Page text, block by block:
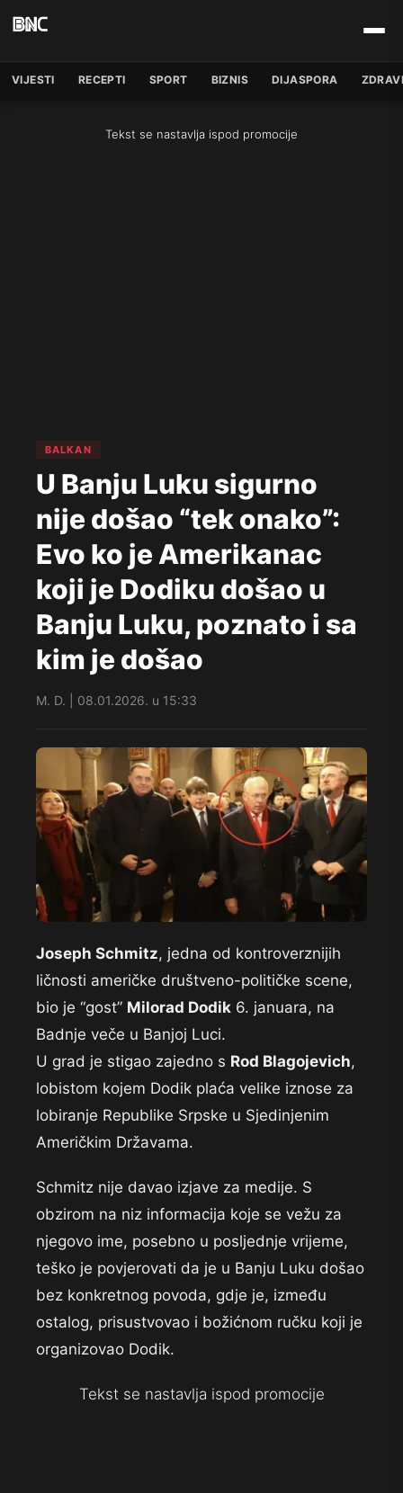
VIJESTI RECEPTI SPORT BIZNIS DIJASPORA
Tekst se nastavlja ispod promocije
BALKAN
U Banju Luku sigurno
nije došao “tek onako”:
Evo ko je Amerikanac
koji je Dodiku došao u
Banju Luku, poznato i sa
kim je došao
M. D. | 08.01.2026. u 15:33
Joseph Schmitz, jedna od kontroverznijih
ličnosti američke društveno-političke scene,
bio je “gost” Milorad Dodik 6. januara, na
Badnje veče u Banjoj Luci.
U grad je stigao zajedno s Rod Blagojevich,
lobistom kojem Dodik plaća velike iznose za
lobiranje Republike Srpske u Sjedinjenim
Američkim Državama.
Schmitz nije davao izjave za medije. S
obzirom na niz informacija koje se vežu za
njegovo ime, posebno u posljednje vrijeme,
teško je povjerovati da je u Banju Luku došao
bez konkretnog povoda, gdje je, između
ostalog, prisustvovao i božićnom ručku koji je
organizovao Dodik.
Tekst se nastavlja ispod promocije